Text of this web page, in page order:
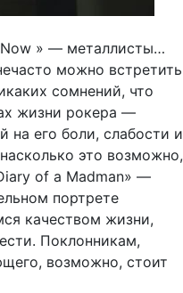
Now » — металлисты…
можно встретить
сомнений, что
жизни рокера —
на его боли, слабости и
это возможно,
of a Madman» —
портрете
качеством жизни,
Поклонникам,
возможно, стоит